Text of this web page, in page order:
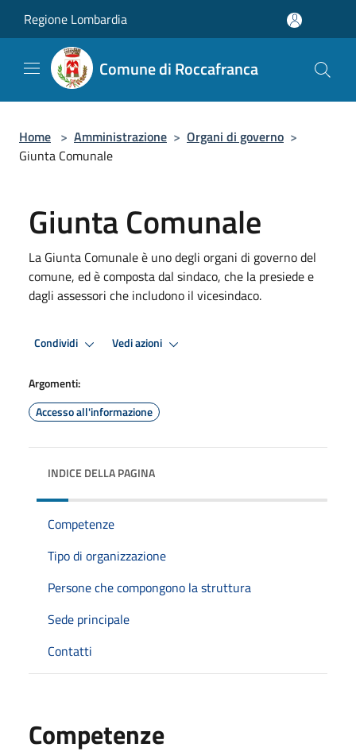
Regione Lombardia
Comune di Roccafranca
Home > Amministrazione > Organi di governo >
Giunta Comunale
Giunta Comunale
La Giunta Comunale è uno degli organi di governo del
comune, ed è composta dal sindaco, che la presiede e
dagli assessori che includono il vicesindaco.
Condividi Vedi azioni
Argomenti:
Accesso all'informazione
INDICE DELLA PAGINA
Competenze
Tipo di organizzazione
Persone che compongono la struttura
Sede principale
Contatti
Competenze